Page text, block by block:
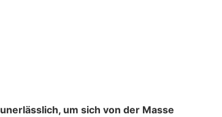
unerlässlich, um sich von der Masse